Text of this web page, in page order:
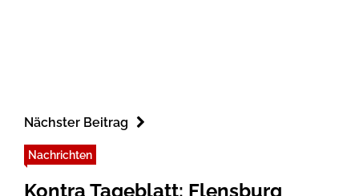
Nächster Beitrag
Nachrichten
Kontra Tageblatt: Flensburg